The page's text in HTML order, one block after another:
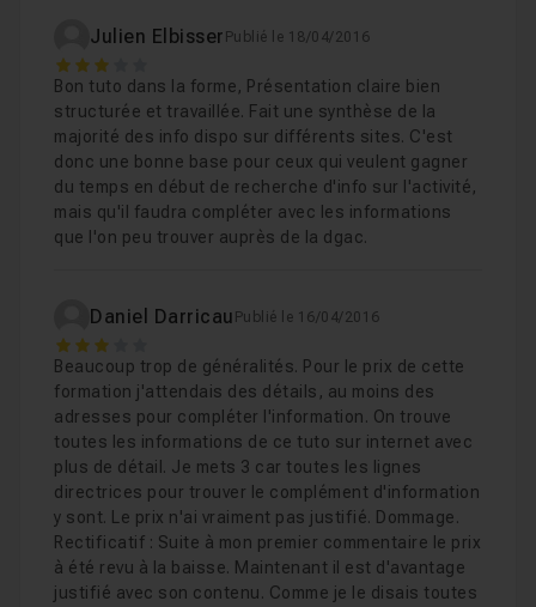
Julien Elbisser Publié le 18/04/2016
3
Bon tuto dans la forme, Présentation claire bien
structurée et travaillée. Fait une synthèse de la
majorité des info dispo sur différents sites. C'est
donc une bonne base pour ceux qui veulent gagner
du temps en début de recherche d'info sur l'activité,
mais qu'il faudra compléter avec les informations
que l'on peu trouver auprès de la dgac.
Daniel Darricau Publié le 16/04/2016
3
Beaucoup trop de généralités. Pour le prix de cette
formation j'attendais des détails, au moins des
adresses pour compléter l'information. On trouve
toutes les informations de ce tuto sur internet avec
plus de détail. Je mets 3 car toutes les lignes
directrices pour trouver le complément d'information
y sont. Le prix n'ai vraiment pas justifié. Dommage.
Rectificatif : Suite à mon premier commentaire le prix
à été revu à la baisse. Maintenant il est d'avantage
justifié avec son contenu. Comme je le disais toutes